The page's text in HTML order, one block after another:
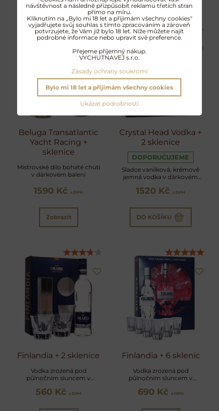
Beluga Transatlantic
Yacht Racing +
sklenice
Mistrovské dílo bohaté chuti
v dárkovém balení
1590 Kč s DPH
Zobrazit
Crystal Head Vodka +
2 sklenice
DOPORUČUJEME
Sladce vanilková, krémově
jemná vodka v dárkovém
1520 Kč s DPH
DO KOŠÍKU
Finlandia + 2 sklenice
Vodka zrozená pod
půlnočním sluncem v
560 Kč s DPH
Finlandia + 6 sklenic
Vodka zrozená pod
půlnočním sluncem v
690 Kč s DPH
návštěvnost a následně přizpůsobit reklamu třetích stran
přímo na míru.
Kliknutím na „Bylo mi 18 let a přijimám všechny cookies"
vyjadřujete svůj souhlas s tímto zpracováním a zároveň
potvrzujete, že Vám již bylo 18 let. Níže můžete najít
podrobné informace nebo upravit své preference.
Přejeme příjemný nákup.
VYCHUTNAVEJ s.r.o.
Zásady ochrany soukromí
Ukázat podrobnosti
Bylo mi 18 let a přijimám všechny cookies